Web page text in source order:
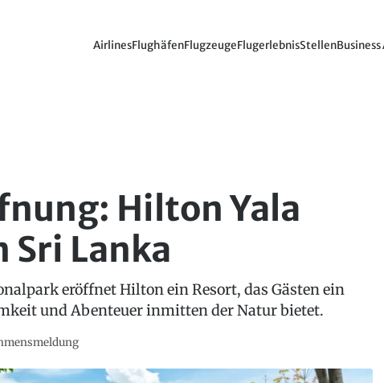
AirlinesFlughäfenFlugzeugeFlugerlebnisStellen
Hilton Yala
Sri Lanka
eröffnet Hilton ein Resort, das Gästen ein
und Abenteuer inmitten der Natur bietet.